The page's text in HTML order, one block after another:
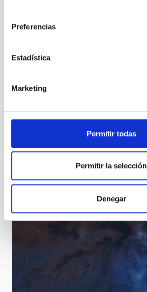
Preferencias
Estadística
Marketing
Permitir todas
Permitir la selección
Denegar